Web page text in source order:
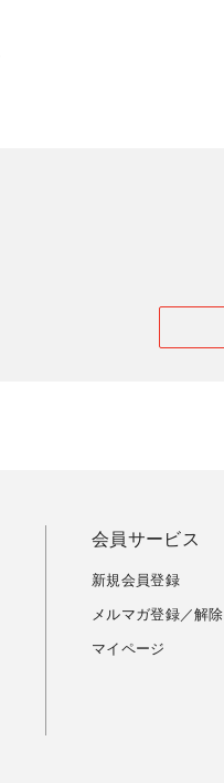
会員サービス
新規会員登録
メルマガ登録／解除
マイページ